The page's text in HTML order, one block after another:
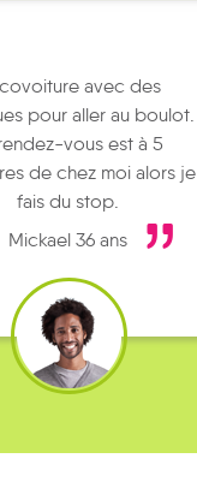
avec des
pour aller au boulot.
vous est à 5
de chez moi alors je
fais du stop.
Mickael 36 ans